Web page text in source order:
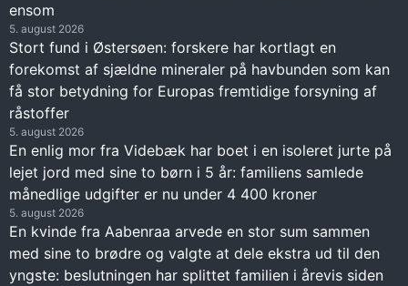
ensom
5. august 2026
Stort fund i Østersøen: forskere har kortlagt en
forekomst af sjældne mineraler på havbunden som kan
få stor betydning for Europas fremtidige forsyning af
råstoffer
5. august 2026
En enlig mor fra Videbæk har boet i en isoleret jurte på
lejet jord med sine to børn i 5 år: familiens samlede
månedlige udgifter er nu under 4 400 kroner
5. august 2026
En kvinde fra Aabenraa arvede en stor sum sammen
med sine to brødre og valgte at dele ekstra ud til den
yngste: beslutningen har splittet familien i årevis siden